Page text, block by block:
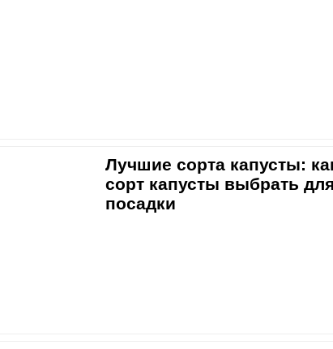
Лучшие сорта капусты:
сорт капусты выбрать
посадки